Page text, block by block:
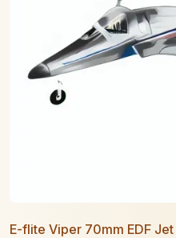
E-flite Viper 70mm EDF Jet